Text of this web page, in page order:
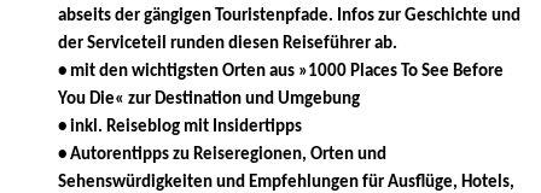
abseits der gängigen Touristenpfade. Infos zur Geschichte und
der Serviceteil runden diesen Reiseführer ab.
• mit den wichtigsten Orten aus »1000 Places To See Before
You Die« zur Destination und Umgebung
• inkl. Reiseblog mit Insidertipps
• Autorentipps zu Reiseregionen, Orten und
Sehenswürdigkeiten und Empfehlungen für Ausflüge, Hotels,